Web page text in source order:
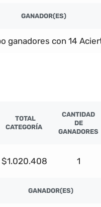
GANADOR(ES)
ganadores con 14
TOTAL
CATEGORÍA
CANTIDAD
DE
GANADORES
$1.020.408 1
GANADOR(ES)